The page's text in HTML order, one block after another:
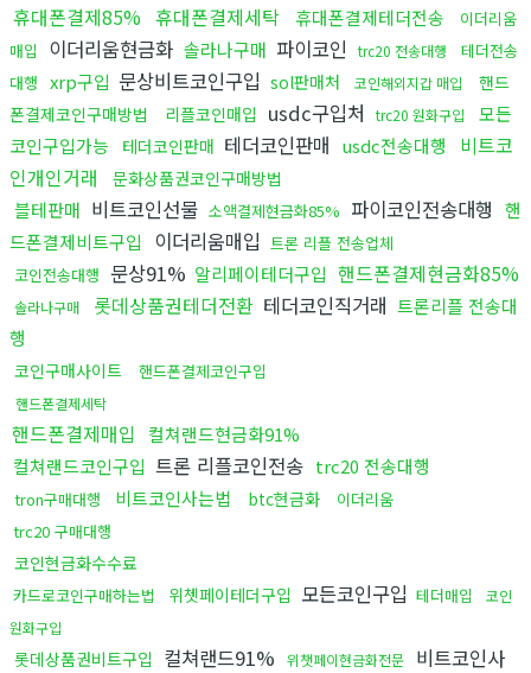
휴대폰결제85% 휴대폰결제세탁 휴대폰결제테더전송
이더리움
매입
이더리움현금화 솔라나구매 파이코인 trc20 전송대행
테더전송
대행 xrp구입 문상비트코인구입 sol판매처 코인해외지갑 매입
핸드
폰결제코인구매방법
리플코인매입 usdc구입처 trc20 원화구입
모든
코인구입가능
테더코인판매 테더코인판매 usdc전송대행
비트코
인개인거래
문화상품권코인구매방법
블테판매 비트코인선물 소액결제현금화85% 파이코인전송대행 핸
드폰결제비트구입
이더리움매입
트론 리플 전송업체
코인전송대행 문상91% 알리페이테더구입 핸드폰결제현금화85%
솔라나구매 롯데상품권테더전환 테더코인직거래 트론리플 전송대
행
코인구매사이트 핸드폰결제코인구입
핸드폰결제세탁
핸드폰결제매입
컬쳐랜드현금화91%
컬쳐랜드코인구입 트론 리플코인전송 trc20 전송대행
tron구매대행 비트코인사는법 btc현금화
이더리움
trc20 구매대행
코인현금화수수료
카드로코인구매하는법 위쳇페이테더구입 모든코인구입 테더매입
코인
원화구입
롯데상품권비트구입 컬쳐랜드91% 위챗페이현금화전문
비트코인사